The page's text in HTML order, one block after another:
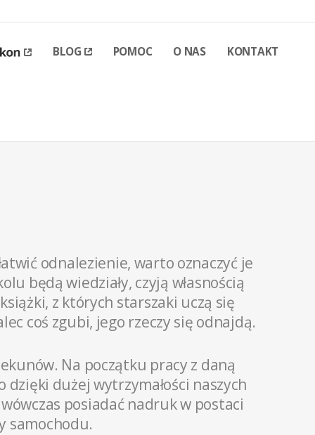
BLOG POMOC O NAS KONTAKT
odnalezienie, warto oznaczyć je
będą wiedziały, czyją własnością
z których starszaki uczą się
coś zgubi, jego rzeczy się odnajdą.
Na początku pracy z daną
dużej wytrzymałości naszych
posiadać nadruk w postaci
samochodu.